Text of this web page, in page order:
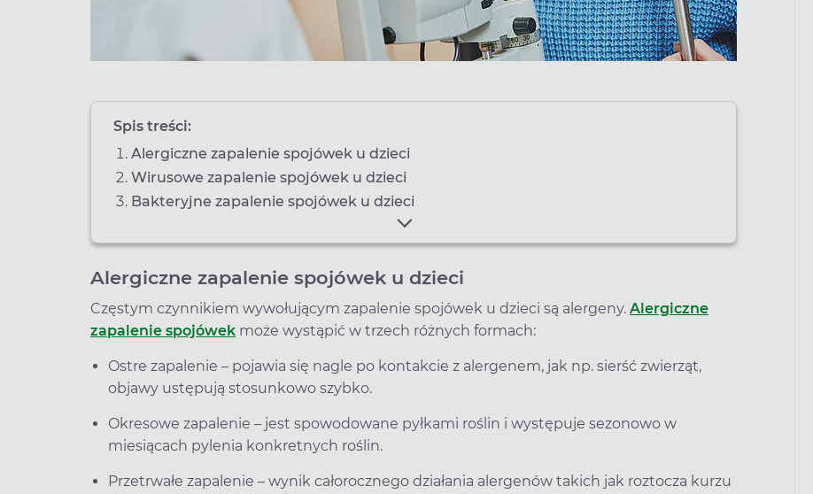
Spis treści:
Alergiczne zapalenie spojówek u dzieci
Wirusowe zapalenie spojówek u dzieci
Bakteryjne zapalenie spojówek u dzieci
Alergiczne zapalenie spojówek u dzieci
Częstym czynnikiem wywołującym zapalenie spojówek u dzieci są alergeny. Alergiczne
zapalenie spojówek może wystąpić w trzech różnych formach:
Ostre zapalenie – pojawia się nagle po kontakcie z alergenem, jak np. sierść zwierząt,
objawy ustępują stosunkowo szybko.
Okresowe zapalenie – jest spowodowane pyłkami roślin i występuje sezonowo w
miesiącach pylenia konkretnych roślin.
Przetrwałe zapalenie – wynik całorocznego działania alergenów takich jak roztocza kurzu